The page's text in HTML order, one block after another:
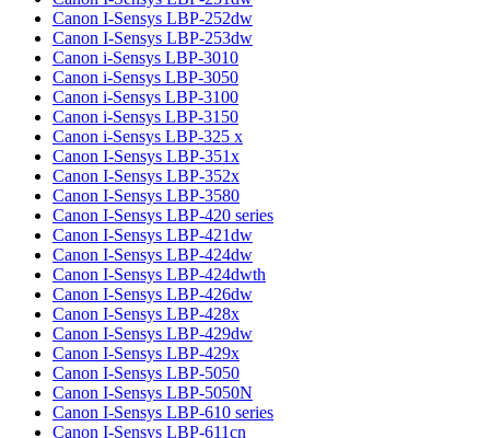
Canon I-Sensys LBP-252dw
Canon I-Sensys LBP-253dw
Canon i-Sensys LBP-3010
Canon i-Sensys LBP-3050
Canon i-Sensys LBP-3100
Canon i-Sensys LBP-3150
Canon i-Sensys LBP-325 x
Canon I-Sensys LBP-351x
Canon I-Sensys LBP-352x
Canon I-Sensys LBP-3580
Canon I-Sensys LBP-420 series
Canon I-Sensys LBP-421dw
Canon I-Sensys LBP-424dw
Canon I-Sensys LBP-424dwth
Canon I-Sensys LBP-426dw
Canon I-Sensys LBP-428x
Canon I-Sensys LBP-429dw
Canon I-Sensys LBP-429x
Canon I-Sensys LBP-5050
Canon I-Sensys LBP-5050N
Canon I-Sensys LBP-610 series
Canon I-Sensys LBP-611cn